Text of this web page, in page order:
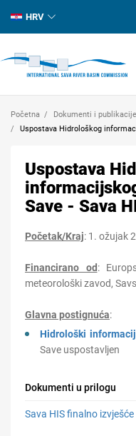
HRV
Početna Dokumenti i publikacije
Uspostava Hidrološkog
Uspostava
Save - Sava
Početak/Kraj: 1. ožujak
Financirano od :
meteorološki zavod,
Glavna postignuća:
Hidrološki
Save uspostavljen
Dokumenti u prilogu
Sava HIS finalno izvješće